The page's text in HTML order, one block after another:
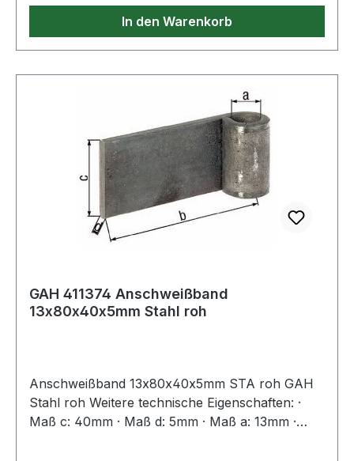
In den Warenkorb
GAH 411374 Anschweißband
13x80x40x5mm Stahl roh
Anschweißband 13x80x40x5mm STA roh GAH
Stahl roh Weitere technische Eigenschaften: ·
Maß c: 40mm · Maß d: 5mm · Maß a: 13mm ·